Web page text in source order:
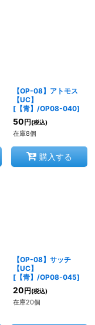
【OP-08】アトモス
【UC】
[【青】/OP08-040]
50 円 (税込)
在庫8個
購入する
【OP-08】サッチ
【UC】
[【青】/OP08-045]
20 円 (税込)
在庫20個